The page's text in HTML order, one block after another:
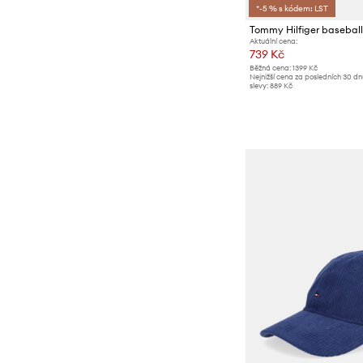
*-5 % s kódem: LST
Aktuální cena:
739 Kč
Běžná cena: 1399 Kč
Nejnižší cena za posledních 30
slevy: 889 Kč